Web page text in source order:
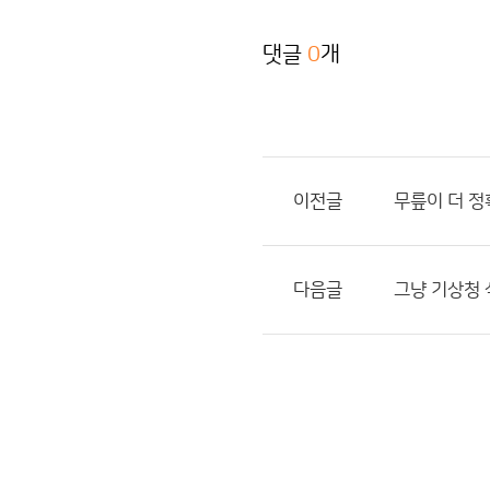
댓글 0개
이전글 무릎이 더 정
다음글 그냥 기상청